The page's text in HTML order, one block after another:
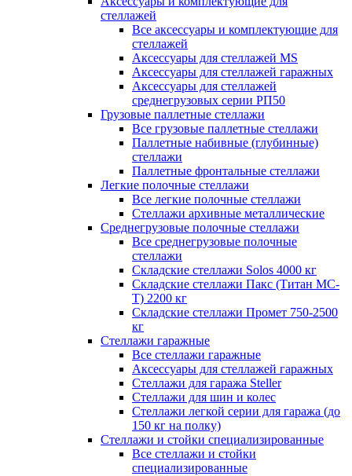
стеллажей
Все аксессуары и комплектующие для
стеллажей
Аксессуары для стеллажей MS
Аксессуары для стеллажей гаражных
Аксессуары для стеллажей
среднегрузовых серии РП50
Грузовые паллетные стеллажи
Все грузовые паллетные стеллажи
Паллетные набивные (глубинные)
стеллажи
Паллетные фронтальные стеллажи
Легкие полочные стеллажи
Все легкие полочные стеллажи
Стеллажи архивные металлические
Среднегрузовые полочные стеллажи
Все среднегрузовые полочные
стеллажи
Складские стеллажи Solos 4000 кг
Складские стеллажи Пакс (Титан МС-
Т) 2200 кг
Складские стеллажи Промет 750-2500
кг
Стеллажи гаражные
Все стеллажи гаражные
Аксессуары для стеллажей гаражных
Стеллажи для гаража Steller
Стеллажи для шин и колес
Стеллажи легкой серии для гаража (до
150 кг на полку)
Стеллажи и стойки специализированные
Все стеллажи и стойки
специализированные